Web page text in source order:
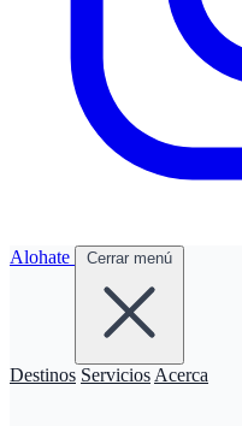
Alohate Cerrar menú
Destinos Servicios Acerca